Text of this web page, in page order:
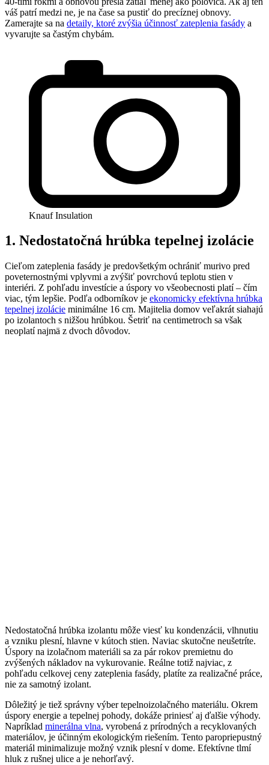
váš patrí medzi ne, je na čase sa pustiť do precíznej obnovy.
Zamerajte sa na detaily, ktoré zvýšia účinnosť zateplenia fasády a
vyvarujte sa častým chybám.
Knauf Insulation
1. Nedostatočná hrúbka tepelnej izolácie
Cieľom zateplenia fasády je predovšetkým ochrániť murivo pred
poveternostnými vplyvmi a zvýšiť povrchovú teplotu stien v
interiéri. Z pohľadu investície a úspory vo všeobecnosti platí – čím
viac, tým lepšie. Podľa odborníkov je ekonomicky efektívna hrúbka
tepelnej izolácie minimálne 16 cm. Majitelia domov veľakrát siahajú
po izolantoch s nižšou hrúbkou. Šetriť na centimetroch sa však
neoplatí najmä z dvoch dôvodov.
Nedostatočná hrúbka izolantu môže viesť ku kondenzácii, vlhnutiu
a vzniku plesní, hlavne v kútoch stien. Naviac skutočne neušetríte.
Úspory na izolačnom materiáli sa za pár rokov premietnu do
zvýšených nákladov na vykurovanie. Reálne totiž najviac, z
pohľadu celkovej ceny zateplenia fasády, platíte za realizačné práce,
nie za samotný izolant.
Dôležitý je tiež správny výber tepelnoizolačného materiálu. Okrem
úspory energie a tepelnej pohody, dokáže priniesť aj ďalšie výhody.
Napríklad minerálna vlna, vyrobená z prírodných a recyklovaných
materiálov, je účinným ekologickým riešením. Tento paropriepustný
materiál minimalizuje možný vznik plesní v dome. Efektívne tlmí
hluk z rušnej ulice a je nehorľavý.